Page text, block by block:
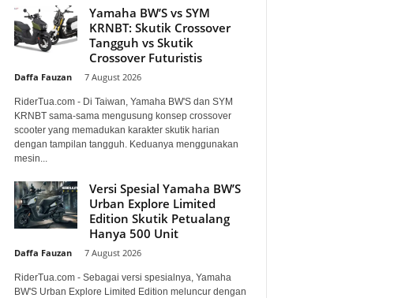
Yamaha BW’S vs SYM
KRNBT: Skutik Crossover
Tangguh vs Skutik
Crossover Futuristis
Daffa Fauzan 7 August 2026
RiderTua.com - Di Taiwan, Yamaha BW'S dan SYM
KRNBT sama-sama mengusung konsep crossover
scooter yang memadukan karakter skutik harian
dengan tampilan tangguh. Keduanya menggunakan
mesin...
Versi Spesial Yamaha BW’S
Urban Explore Limited
Edition Skutik Petualang
Hanya 500 Unit
Daffa Fauzan 7 August 2026
RiderTua.com - Sebagai versi spesialnya, Yamaha
BW'S Urban Explore Limited Edition meluncur dengan